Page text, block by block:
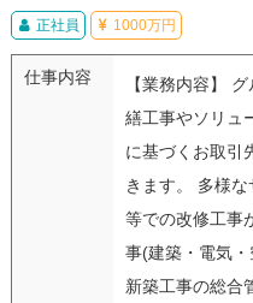
正社員 1000万円
仕事内容
【業務内容】
繕工事やソリュ
に基づくお取引
きます。 多様
等での改修工事
事(建築・電気
新築工事の総合